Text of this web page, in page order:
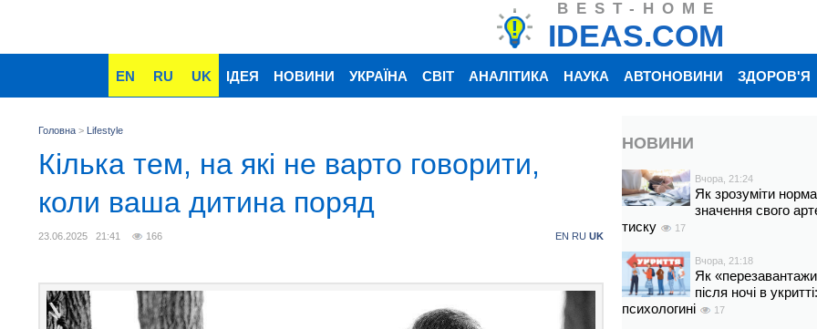
BEST-HOME
IDEAS.COM
EN RU UK ІДЕЯ НОВИНИ УКРАЇНА СВІТ АНАЛІТИКА НАУКА АВТОНОВИНИ ЗДОРОВ'Я
Головна > Lifestyle
Кілька тем, на які не варто говорити,
коли ваша дитина поряд
23.06.2025 21:41 166 EN RU UK
НОВИНИ
Вчора, 21:24
Як зрозуміти
значення свого
тиску
17
Вчора, 21:18
Як
після ночі в
психологині
17